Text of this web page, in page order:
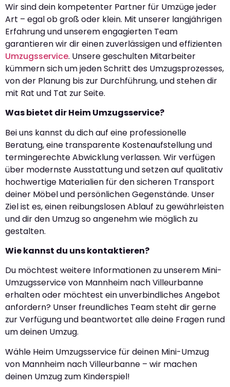
Wir sind dein kompetenter Partner für Umzüge jeder
Art – egal ob groß oder klein. Mit unserer langjährigen
Erfahrung und unserem engagierten Team
garantieren wir dir einen zuverlässigen und effizienten
Umzugsservice. Unsere geschulten Mitarbeiter
kümmern sich um jeden Schritt des Umzugsprozesses,
von der Planung bis zur Durchführung, und stehen dir
mit Rat und Tat zur Seite.
Was bietet dir Heim Umzugsservice?
Bei uns kannst du dich auf eine professionelle
Beratung, eine transparente Kostenaufstellung und
termingerechte Abwicklung verlassen. Wir verfügen
über modernste Ausstattung und setzen auf qualitativ
hochwertige Materialien für den sicheren Transport
deiner Möbel und persönlichen Gegenstände. Unser
Ziel ist es, einen reibungslosen Ablauf zu gewährleisten
und dir den Umzug so angenehm wie möglich zu
gestalten.
Wie kannst du uns kontaktieren?
Du möchtest weitere Informationen zu unserem Mini-
Umzugsservice von Mannheim nach Villeurbanne
erhalten oder möchtest ein unverbindliches Angebot
anfordern? Unser freundliches Team steht dir gerne
zur Verfügung und beantwortet alle deine Fragen rund
um deinen Umzug.
Wähle Heim Umzugsservice für deinen Mini-Umzug
von Mannheim nach Villeurbanne – wir machen
deinen Umzug zum Kinderspiel!